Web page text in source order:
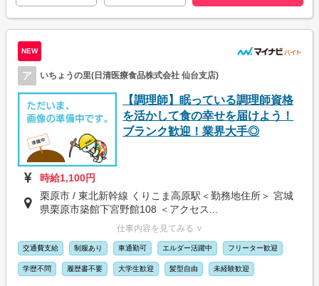
NEW
ア いちょうの里(日清医療食品株式会社 仙台支店)
【調理師】眠っている調理師資格
を活かして食の幸せを届けよう！
ブランク歓迎！業界大手◎
時給1,100円
栗原市 / 東北新幹線 くりこま高原駅＜勤務地住所＞ 宮城
県栗原市築館下宮野館108 ＜アクセス...
仕事内容を見てみる ∨
交通費支給 制服あり 車通勤可 エルダー活躍中 フリーター歓迎
学歴不問 履歴書不要 大学生歓迎 髪型自由 未経験歓迎